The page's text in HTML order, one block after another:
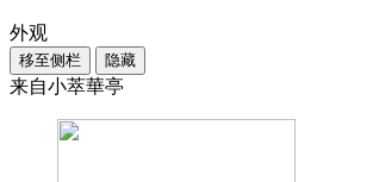
外观
移至侧栏 隐藏
来自小萃華亭